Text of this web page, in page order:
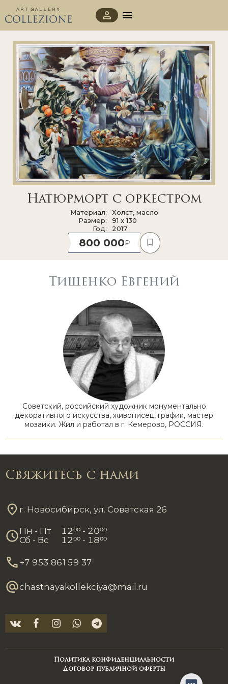
Натюрморт с оркестром
Материал
Холст, масло
Размер
91 x 130
Год
2017
800 000
Тищенко Евгений
Советский, российский художник монументально
декоративного искусства, живописец, график, мастер
мозаики. Жил и работал в г. Кемерово, РОССИЯ.
Свяжитесь с нами
г. Новосибирск, ул. Советская 26
Пн - Пт 1200 - 2000
Сб - Вс
1200 - 1800
+7 953 861 59 37
chastnayakollekciya@mail.ru
Политика конфиденциальности
Договор публичной оферты